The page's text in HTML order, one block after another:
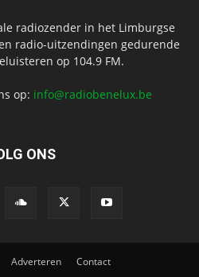
radiozender in het Limburgse
radio-uitzendingen gedurende
op 104.9 FM.
op: info@radiobenelux.be
ONS
Adverteren Contact